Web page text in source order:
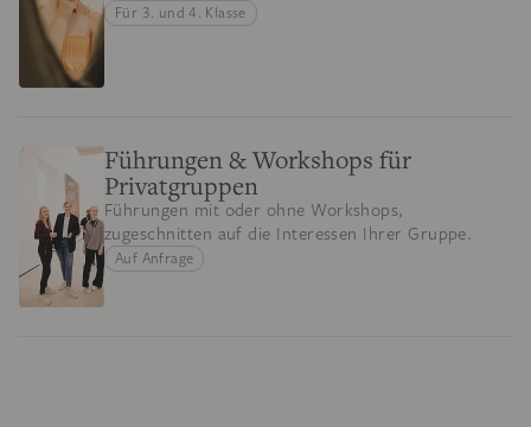
Für 3. und 4. Klasse
Führungen & Workshops für
Privatgruppen
Führungen mit oder ohne Workshops,
zugeschnitten auf die Interessen Ihrer Gruppe.
Auf Anfrage